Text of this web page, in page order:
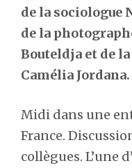
de la sociologue
de la
Bouteldja et de
Camélia Jordana.
Midi dans une
France.
collègues. L’une